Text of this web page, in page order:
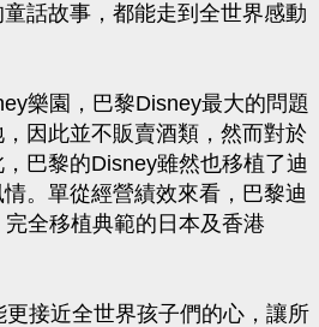
話故事，都能走到全世界感動
樂園，巴黎Disney最大的問題
因此並不販賣酒類，然而對於
巴黎的Disney雖然也移植了迪
。單從經營績效來看，巴黎迪
全移植典範的日本及香港
接近全世界孩子們的心，讓所